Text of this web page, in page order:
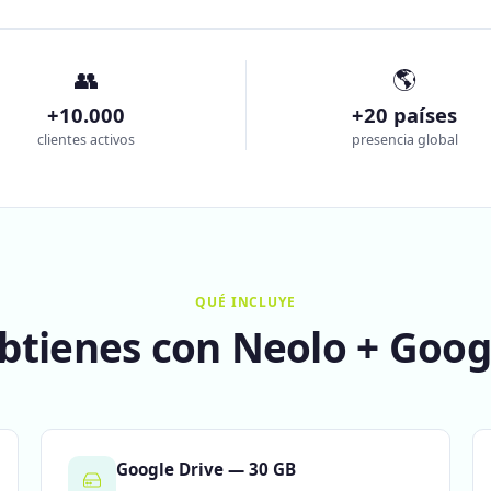
👥
+10.000
clientes activos
🌎
+20 países
presencia global
QUÉ INCLUYE
con Neolo +
Google Drive — 30 GB